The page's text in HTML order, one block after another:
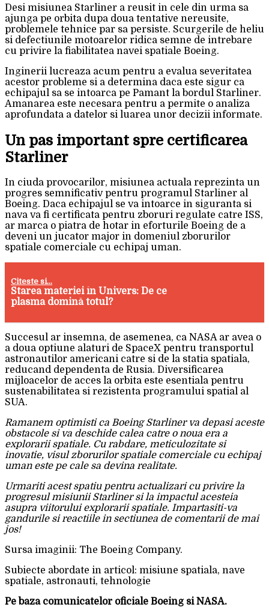
Desi misiunea Starliner a reusit in cele din urma sa
ajunga pe orbita dupa doua tentative nereusite,
problemele tehnice par sa persiste. Scurgerile de heliu
si defectiunile motoarelor ridica semne de intrebare
cu privire la fiabilitatea navei spatiale Boeing.
Inginerii lucreaza acum pentru a evalua severitatea
acestor probleme si a determina daca este sigur ca
echipajul sa se intoarca pe Pamant la bordul Starliner.
Amanarea este necesara pentru a permite o analiza
aprofundata a datelor si luarea unor decizii informate.
Un pas important spre certificarea
Starliner
In ciuda provocarilor, misiunea actuala reprezinta un
progres semnificativ pentru programul Starliner al
Boeing. Daca echipajul se va intoarce in siguranta si
nava va fi certificata pentru zboruri regulate catre ISS,
ar marca o piatra de hotar in eforturile Boeing de a
deveni un jucator major in domeniul zborurilor
spatiale comerciale cu echipaj uman.
Citeste si...
Starea materiei în Univers: De ce
plasma domină totul?
Succesul ar insemna, de asemenea, ca NASA ar avea o
a doua optiune alaturi de SpaceX pentru transportul
astronautilor americani catre si de la statia spatiala,
reducand dependenta de Rusia. Diversificarea
mijloacelor de acces la orbita este esentiala pentru
sustenabilitatea si rezistenta programului spatial al
SUA.
Ramanem optimisti ca Boeing Starliner va depasi aceste
obstacole si va deschide calea catre o noua era a
explorarii spatiale. Cu rabdare, meticulozitate si
inovatie, visul zborurilor spatiale comerciale cu echipaj
uman este pe cale sa devina realitate.
Urmariti acest spatiu pentru actualizari cu privire la
progresul misiunii Starliner si la impactul acesteia
asupra viitorului explorarii spatiale. Impartasiti-va
gandurile si reactiile in sectiunea de comentarii de mai
jos!
Sursa imaginii: The Boeing Company.
Subiecte abordate in articol: misiune spatiala, nave
spatiale, astronauti, tehnologie
Pe baza comunicatelor oficiale Boeing si NASA.